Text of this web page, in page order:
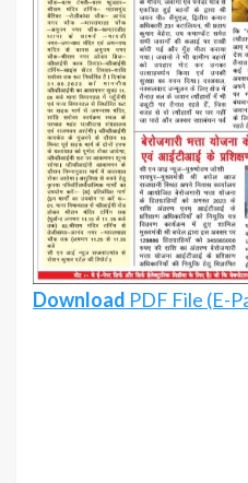
Download PDF File (E-